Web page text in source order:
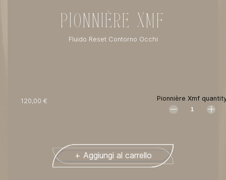
PIONNIÈRE XMF
Fluido Reset Contorno Occhi
120,00 € Pionnière Xmf
+ Aggiungi al carrello